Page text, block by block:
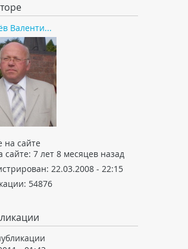
Валенти...
на сайте
сайте: 7 лет 8 месяцев назад
22.03.2008 - 22:15
54876